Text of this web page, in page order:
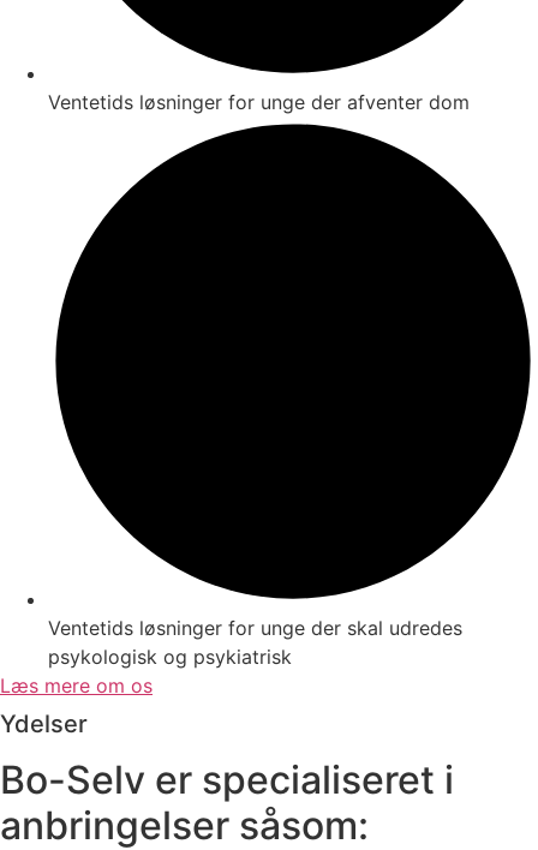
Ventetids løsninger for unge der afventer dom
Ventetids løsninger for unge der skal udredes
psykologisk og psykiatrisk
Læs mere om os
Ydelser
​Bo-Selv er specialiseret i
anbringelser såsom: